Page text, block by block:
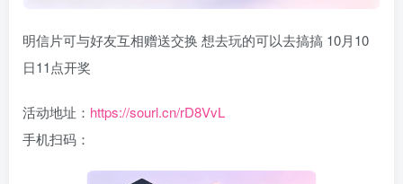
明信片可与好友互相赠送交换 想去玩的可以去搞搞 10月10
日11点开奖
活动地址： https://sourl.cn/rD8VvL
手机扫码：